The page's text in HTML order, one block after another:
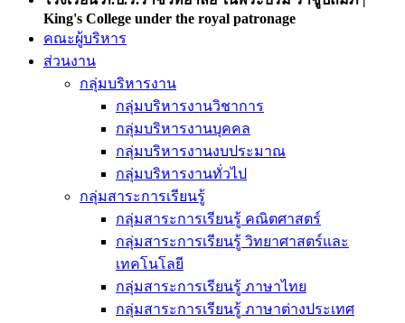
King's College under the royal patronage
คณะผู้บริหาร
ส่วนงาน
กลุ่มบริหารงาน
กลุ่มบริหารงานวิชาการ
กลุ่มบริหารงานบุคคล
กลุ่มบริหารงานงบประมาณ
กลุ่มบริหารงานทั่วไป
กลุ่มสาระการเรียนรู้
กลุ่มสาระการเรียนรู้ คณิตศาสตร์
กลุ่มสาระการเรียนรู้ วิทยาศาสตร์และ
เทคโนโลยี
กลุ่มสาระการเรียนรู้ ภาษาไทย
กลุ่มสาระการเรียนรู้ ภาษาต่างประเทศ